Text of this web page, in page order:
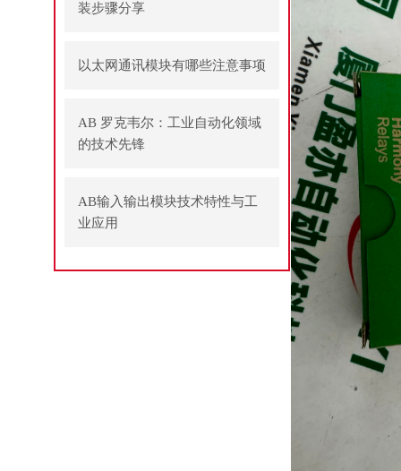
装步骤分享
以太网通讯模块有哪些注意事项
AB 罗克韦尔：工业自动化领域
的技术先锋
AB输入输出模块技术特性与工
业应用